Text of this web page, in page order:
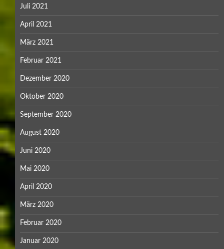
Juli 2021
April 2021
März 2021
Februar 2021
Dezember 2020
Oktober 2020
September 2020
August 2020
Juni 2020
Mai 2020
April 2020
März 2020
Februar 2020
Januar 2020